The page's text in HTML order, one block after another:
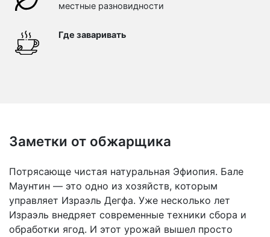
местные разновидности
Где заваривать
Заметки от обжарщика
Потрясающе чистая натуральная Эфиопия. Бале
Маунтин — это одно из хозяйств, которым
управляет Израэль Дегфа. Уже несколько лет
Израэль внедряет современные техники сбора и
обработки ягод. И этот урожай вышел просто